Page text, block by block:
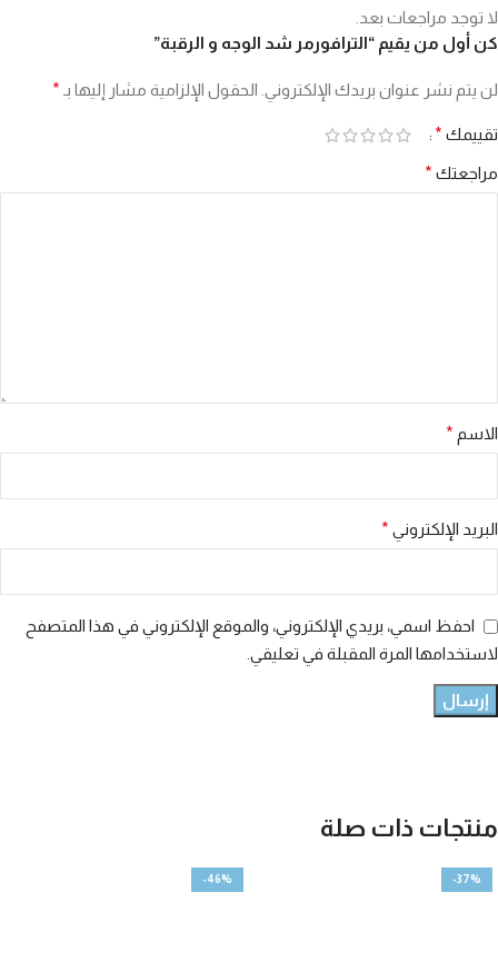
لا توجد مراجعات بعد.
كن أول من يقيم “الترافورمر شد الوجه و الرقبة”
لن يتم نشر عنوان بريدك الإلكتروني. الحقول الإلزامية مشار إليها بـ *
تقييمك *
مراجعتك *
الاسم *
البريد الإلكتروني *
احفظ اسمي، بريدي الإلكتروني، والموقع الإلكتروني في هذا المتصفح
لاستخدامها المرة المقبلة في تعليقي.
منتجات ذات صلة
-37%
-46%